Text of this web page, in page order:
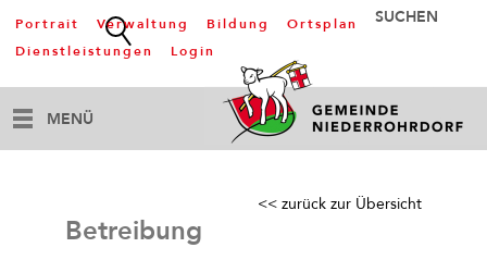
Portrait Verwaltung Bildung
Ortsplan
Dienstleistungen
Login
MENÜ
<< zurück zur Übersicht
Betreibung